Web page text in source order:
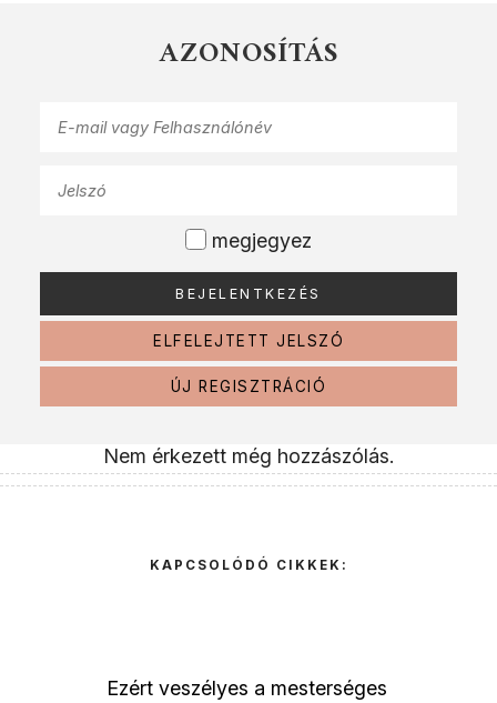
AZONOSÍTÁS
megjegyez
ELFELEJTETT JELSZÓ
ÚJ REGISZTRÁCIÓ
Nem érkezett még hozzászólás.
KAPCSOLÓDÓ CIKKEK:
Ezért veszélyes a mesterséges